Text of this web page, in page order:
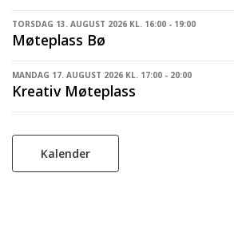
TORSDAG 13. AUGUST 2026 KL. 16:00 - 19:00
Møteplass Bø
MANDAG 17. AUGUST 2026 KL. 17:00 - 20:00
Kreativ Møteplass
Kalender